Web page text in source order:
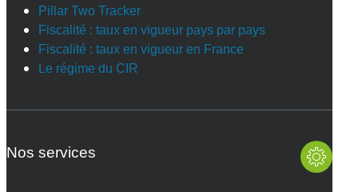
Pillar Two Tracker
Fiscalité : taux en vigueur pays par pays
Fiscalité : taux en vigueur en France
Le régime du CIR
Nos services